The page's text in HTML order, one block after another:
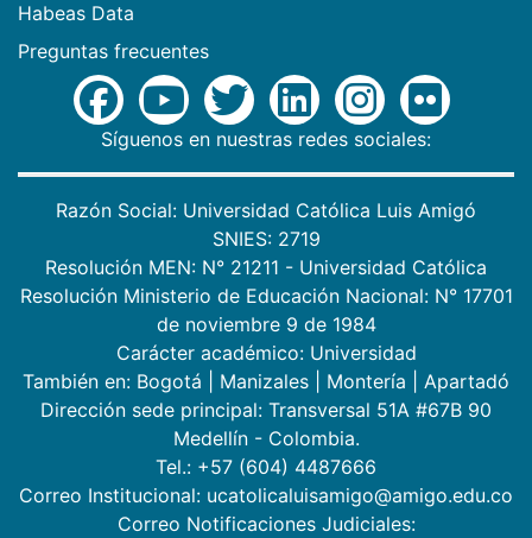
Habeas Data
Preguntas frecuentes
Síguenos en nuestras redes sociales:
Razón Social: Universidad Católica Luis Amigó
SNIES: 2719
Resolución MEN: N° 21211 - Universidad Católica
Resolución Ministerio de Educación Nacional: N° 17701
de noviembre 9 de 1984
Carácter académico: Universidad
También en: Bogotá Manizales Montería
Apartadó
Dirección sede principal: Transversal 51A #67B 90
Medellín - Colombia.
Tel.: +57 (604) 4487666
Correo Institucional: ucatolicaluisamigo@amigo.edu.co
Correo Notificaciones Judiciales: